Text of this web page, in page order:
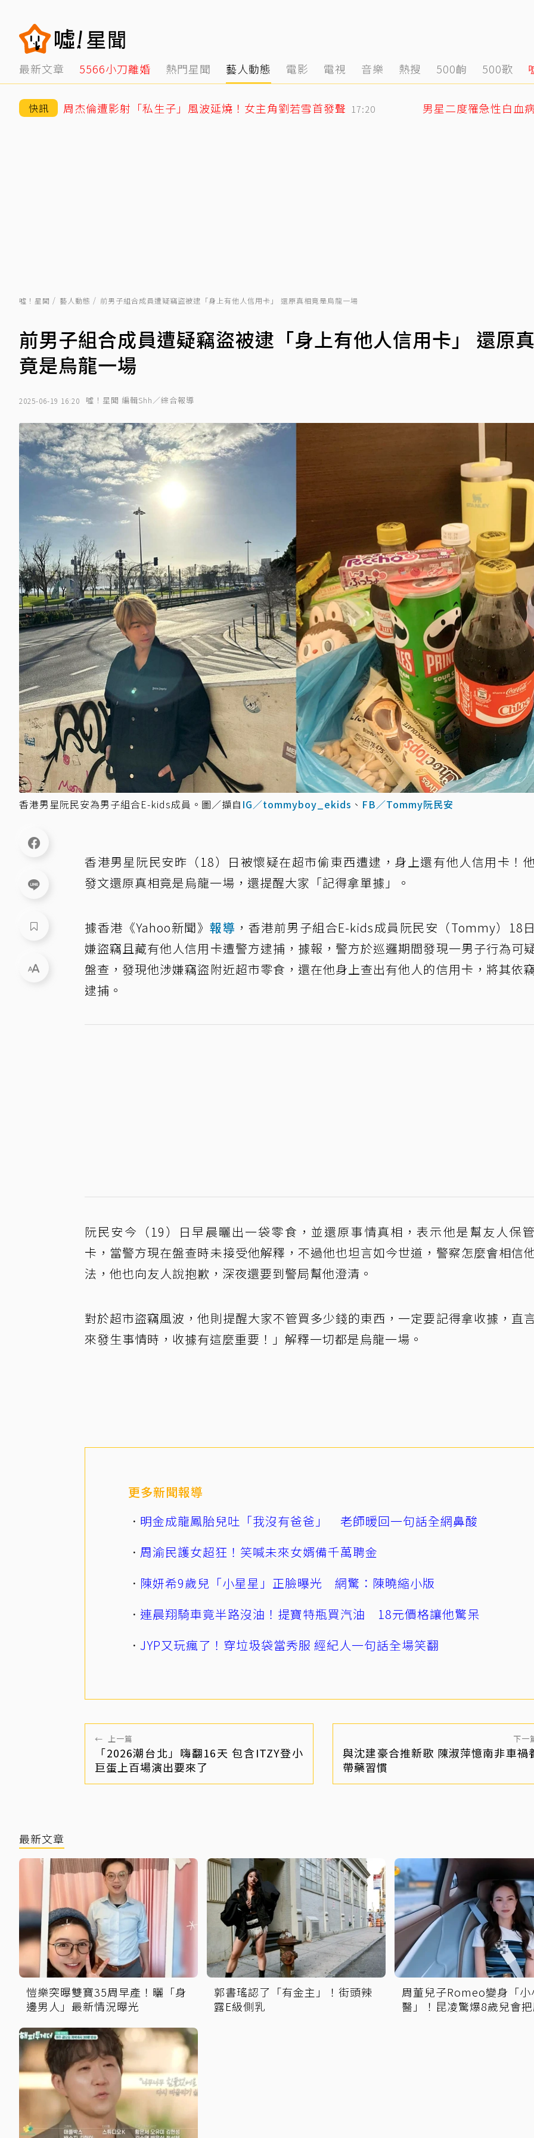
最新文章 5566小刀離婚 熱門星聞 藝人動態 電影 電視 音樂 熱搜 500齣 500歌
快訊 周杰倫遭影射「私生子」風波延燒！女主角劉若雪首發聲 17:20 男星二度罹急性白血
噓！星聞 藝人動態 前男子組合成員遭疑竊盜被逮「身上有他人信用卡」 還原真相竟是烏龍一場
前男子組合成員遭疑竊盜被逮「身上有他人信用卡」 還原
竟是烏龍一場
2025-06-19 16:20 噓！星聞 編輯Shh／綜合報導
香港男星阮民安為男子組合E-kids成員。圖／擷自 IG／tommyboy_ekids 、 FB／Tommy阮民安
香港男星阮民安昨（18）日被懷疑在超市偷東西遭逮，身上還有他人信用卡！
發文還原真相竟是烏龍一場，還提醒大家「記得拿單據」。
據香港《Yahoo新聞》 報導 ，香港前男子組合E-kids成員阮民安（Tommy）18
嫌盜竊且藏有他人信用卡遭警方逮捕，據報，警方於巡邏期間發現一男子行為可
盤查，發現他涉嫌竊盜附近超市零食，還在他身上查出有他人的信用卡，將其依
逮捕。
阮民安今（19）日早晨曬出一袋零食，並還原事情真相，表示他是幫友人保
卡，當警方現在盤查時未接受他解釋，不過他也坦言如今世道，警察怎麼會相信
法，他也向友人說抱歉，深夜還要到警局幫他澄清。
對於超市盜竊風波，他則提醒大家不管買多少錢的東西，一定要記得拿收據，直
來發生事情時，收據有這麼重要！」解釋一切都是烏龍一場。
更多新聞報導
明金成龍鳳胎兒吐「我沒有爸爸」 老師暖回一句話全網鼻酸
周渝民護女超狂！笑喊未來女婿備千萬聘金
陳妍希9歲兒「小星星」正臉曝光 網驚：陳曉縮小版
連晨翔騎車竟半路沒油！提寶特瓶買汽油 18元價格讓他驚呆
JYP又玩瘋了！穿垃圾袋當秀服 經紀人一句話全場笑翻
← 上一篇
「2026潮台北」嗨翻16天 包含ITZY登小
巨蛋上百場演出要來了
下一
與沈建豪合推新歌 陳淑萍憶南非車禍
帶藥習慣
最新文章
愷樂突曝雙寶35周早產！曬「身
邊男人」最新情況曝光
郭書瑤認了「有金主」！街頭辣
露E級側乳
周董兒子Romeo變身「小
醫」！昆凌驚爆8歲兒會